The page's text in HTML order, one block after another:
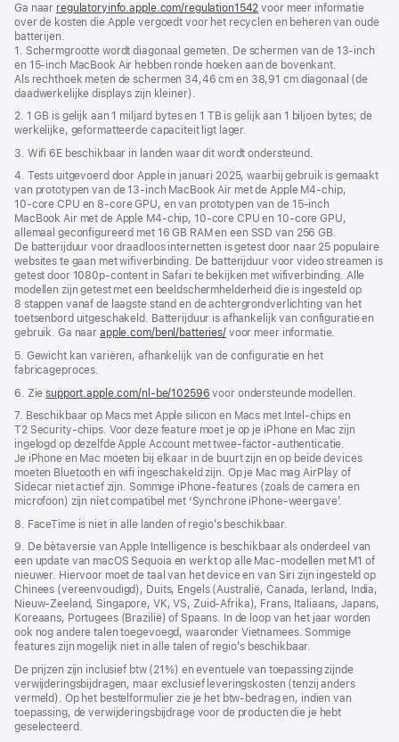
Ga naar regulatoryinfo.apple.com/regulation1542 (wordt
in
venster
geopend)
voor meer informatie
over de kosten die Apple vergoedt voor het recyclen en beheren van oude
batterijen.
1. Schermgrootte wordt diagonaal gemeten. De schermen van de 13‑inch
en 15‑inch MacBook Air hebben ronde hoeken aan de bovenkant.
Als rechthoek meten de schermen 34,46 cm en 38,91 cm diagonaal (de
daadwerkelijke displays zijn kleiner).
2. 1 GB is gelijk aan 1 miljard bytes en 1 TB is gelijk aan 1 biljoen bytes; de
werkelijke, geformatteerde capaciteit ligt lager.
3. Wifi 6E beschikbaar in landen waar dit wordt ondersteund.
4. Tests uitgevoerd door Apple in januari 2025, waarbij gebruik is gemaakt
van prototypen van de 13‑inch MacBook Air met de Apple M4‑chip,
10‑core CPU en 8‑core GPU, en van prototypen van de 15‑inch
MacBook Air met de Apple M4‑chip, 10‑core CPU en 10‑core GPU,
allemaal geconfigureerd met 16 GB RAM en een SSD van 256 GB.
De batterijduur voor draadloos internetten is getest door naar 25 populaire
websites te gaan met wifiverbinding. De batterijduur voor video streamen is
getest door 1080p-content in Safari te bekijken met wifiverbinding. Alle
modellen zijn getest met een beeldscherm­helderheid die is ingesteld op
8 stappen vanaf de laagste stand en de achtergrond­verlichting van het
toetsenbord uitgeschakeld. Batterijduur is afhankelijk van configuratie en
gebruik. Ga naar apple.com/benl/batteries/voor meer informatie.
5. Gewicht kan variëren, afhankelijk van de configuratie en het
fabricageproces.
6. Ziesupport.apple.com/nl-be/102596 voor ondersteunde modellen.
7. Beschikbaar op Macs met Apple silicon en Macs met Intel-chips en
T2 Security-chips. Voor deze feature moet je op je iPhone en Mac zijn
ingelogd op dezelfde Apple Account met twee-factor-authenticatie.
Je iPhone en Mac moeten bij elkaar in de buurt zijn en op beide devices
moeten Bluetooth en wifi ingeschakeld zijn. Op je Mac mag AirPlay of
Sidecar niet actief zijn. Sommige iPhone-features (zoals de camera en
microfoon) zijn niet compatibel met ‘Synchrone iPhone-weergave’.
8. FaceTime is niet in alle landen of regio’s beschikbaar.
9. De bètaversie van Apple Intelligence is beschikbaar als onderdeel van
een update van macOS Sequoia en werkt op alle Mac-modellen met M1 of
nieuwer. Hiervoor moet de taal van het device en van Siri zijn ingesteld op
Chinees (vereenvoudigd), Duits, Engels (Australië, Canada, Ierland, India,
Nieuw-Zeeland, Singapore, VK, VS, Zuid-Afrika), Frans, Italiaans, Japans,
Koreaans, Portugees (Brazilië) of Spaans. In de loop van het jaar worden
ook nog andere talen toegevoegd, waaronder Vietnamees. Sommige
features zijn mogelijk niet in alle talen of regio’s beschikbaar.
De prijzen zijn inclusief btw (21%) en eventuele van toepassing zijnde
verwijderingsbijdragen, maar exclusief leveringskosten (tenzij anders
vermeld). Op het bestelformulier zie je het btw-bedrag en, indien van
toepassing, de verwijderingsbijdrage voor de producten die je hebt
geselecteerd.